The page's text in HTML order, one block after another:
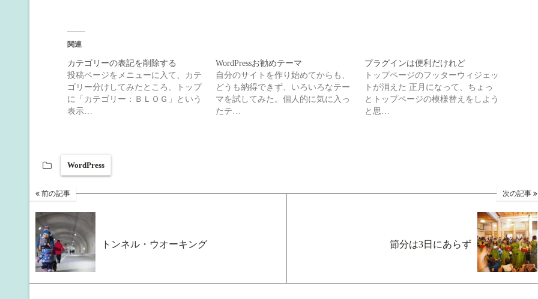
関連
カテゴリーの表記を削除する
投稿ページをメニューに入て、カテ
ゴリー分けしてみたところ、トップ
に「カテゴリー：ＢＬＯＧ」という
表示…
WordPressお勧めテーマ
自分のサイトを作り始めてからも、
どうも納得できず、いろいろなテー
マを試してみた。個人的に気に入っ
たテ…
プラグインは便利だけれど
トップページのフッターウィジェッ
トが消えた 正月になって、ちょっ
とトップページの模様替えをしよう
と思…
WordPress
前の記事
トンネル・ウオーキング
次の記事
節分は3日にあらず